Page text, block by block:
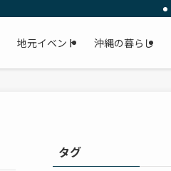
地元イベント 沖縄の暮らし
タグ